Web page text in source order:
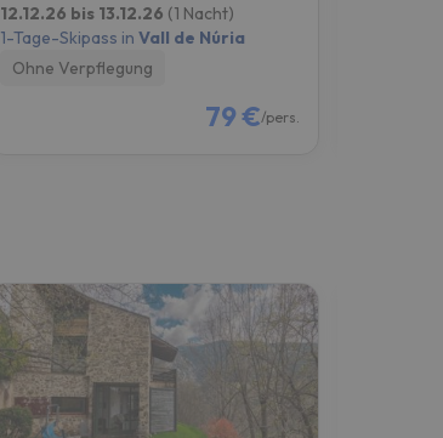
12.12.26 bis 13.12.26 (1 Nacht)
1-Tage-Skipass inVall de Núria
Ohne Verpflegung
79 €/pers.